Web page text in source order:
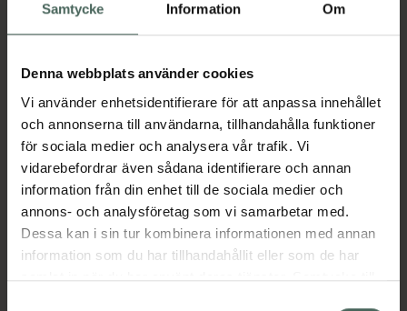
Samtycke Information Om
Denna webbplats använder cookies
Vi använder enhetsidentifierare för att anpassa innehållet
och annonserna till användarna, tillhandahålla funktioner
för sociala medier och analysera vår trafik. Vi
vidarebefordrar även sådana identifierare och annan
information från din enhet till de sociala medier och
annons- och analysföretag som vi samarbetar med.
Dessa kan i sin tur kombinera informationen med annan
information som du har tillhandahållit eller som de har
samlat in när du har använt deras tjänster. Samtycke till
Aktuella erbjudanden
Beskrivning Dölj
EAN:04030539173759